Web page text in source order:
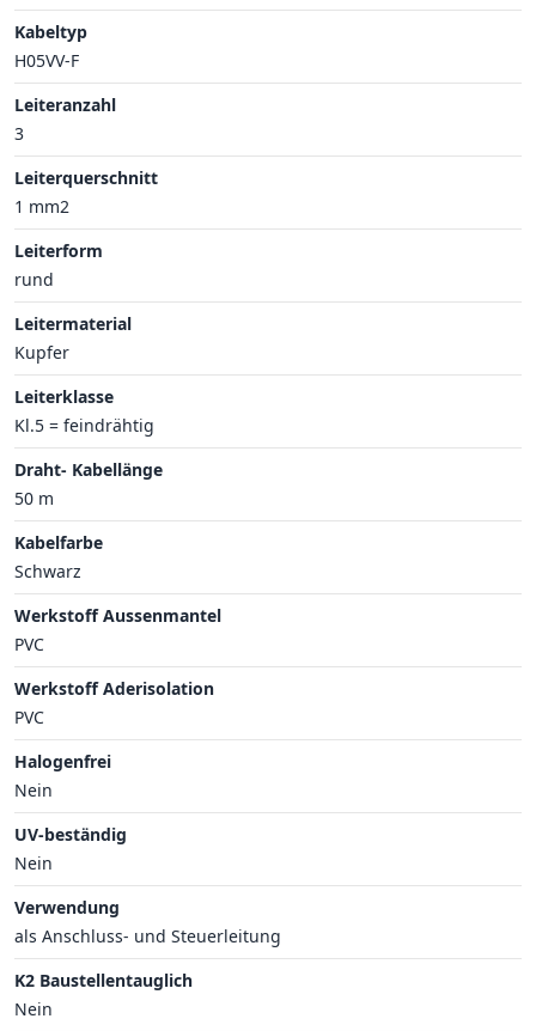
Kabeltyp
H05VV-F
Leiteranzahl
3
Leiterquerschnitt
1 mm2
Leiterform
rund
Leitermaterial
Kupfer
Leiterklasse
Kl.5 = feindrähtig
Draht- Kabellänge
50 m
Kabelfarbe
Schwarz
Werkstoff Aussenmantel
PVC
Werkstoff Aderisolation
PVC
Halogenfrei
Nein
UV-beständig
Nein
Verwendung
als Anschluss- und Steuerleitung
K2 Baustellentauglich
Nein